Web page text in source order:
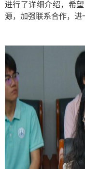
进行了详细介绍，希
源，加强联系合作，进